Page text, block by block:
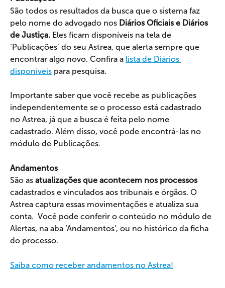
São todos os resultados da busca que o sistema faz
pelo nome do advogado nos Diários Oficiais e Diários
de Justiça. Eles ficam disponíveis na tela de
‘Publicações’ do seu Astrea, que alerta sempre que
encontrar algo novo. Confira a lista de Diários
disponíveis para pesquisa.
Importante saber que você recebe as publicações
independentemente se o processo está cadastrado
no Astrea, já que a busca é feita pelo nome
cadastrado. Além disso, você pode encontrá-las no
módulo de Publicações.
Andamentos
São as atualizações que acontecem nos processos
cadastrados e vinculados aos tribunais e órgãos. O
Astrea captura essas movimentações e atualiza sua
conta.  Você pode conferir o conteúdo no módulo de
Alertas, na aba ‘Andamentos', ou no histórico da ficha
do processo.
Saiba como receber andamentos no Astrea!